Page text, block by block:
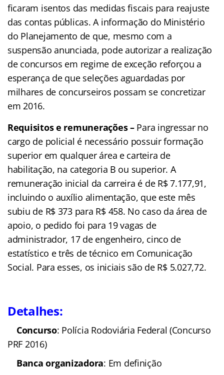
ficaram isentos das medidas fiscais para reajuste
das contas públicas. A informação do Ministério
do Planejamento de que, mesmo com a
suspensão anunciada, pode autorizar a realização
de concursos em regime de exceção reforçou a
esperança de que seleções aguardadas por
milhares de concurseiros possam se concretizar
em 2016.
Requisitos e remunerações –Para ingressar no
cargo de policial é necessário possuir formação
superior em qualquer área e carteira de
habilitação, na categoria B ou superior. A
remuneração inicial da carreira é de R$ 7.177,91,
incluindo o auxílio alimentação, que este mês
subiu de R$ 373 para R$ 458. No caso da área de
apoio, o pedido foi para 19 vagas de
administrador, 17 de engenheiro, cinco de
estatístico e três de técnico em Comunicação
Social. Para esses, os iniciais são de R$ 5.027,72.
Detalhes:
Concurso: Polícia Rodoviária Federal (Concurso
PRF 2016)
Banca organizadora: Em definição